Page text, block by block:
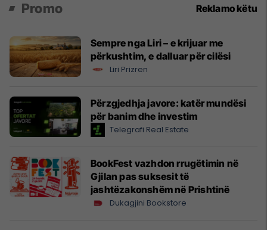
Promo Reklamo këtu
Sempre nga Liri – e krijuar me
përkushtim, e dalluar për cilësi
Liri Prizren
Përzgjedhja javore: katër mundësi
për banim dhe investim
Telegrafi Real Estate
BookFest vazhdon rrugëtimin në
Gjilan pas suksesit të
jashtëzakonshëm në Prishtinë
Dukagjini Bookstore